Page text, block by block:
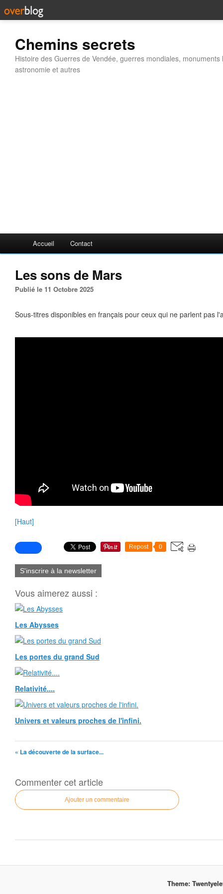
Chemins secrets
Histoire des Guerres de Vendée, guerres mondiales,
astronomie et autres
Accueil Contact
Les sons de Mars
Publié le 11 Octobre 2025
Sous-titres disponibles en français pour ceux qui ne parlent pas
[Haut]
Repost 0
S'inscrire à la newsletter
Vous aimerez aussi :
Les Abysses
Les portes du grand Sud
Relativité....
Univers et valeurs proches de l'infini.
« La découverte de la surface...
Commenter cet article
Ajouter un commentaire
Theme: